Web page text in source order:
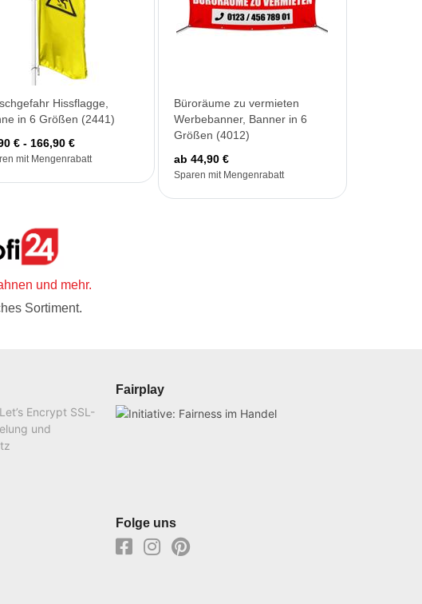
Hissflagge,
in 6 Größen (2441)
€ - 166,90 €
mit Mengenrabatt
Büroräume zu vermieten
Werbebanner, Banner in 6
Größen (4012)
ab 44,90 €
Sparen mit Mengenrabatt
und mehr.
Sortiment.
Encrypt SSL-
und
Fairplay
Folge uns